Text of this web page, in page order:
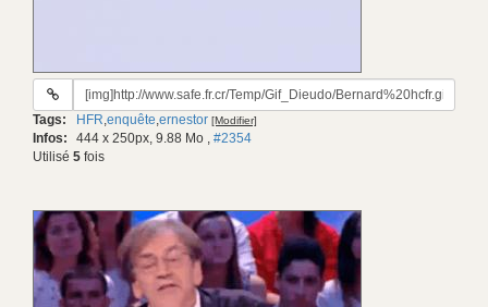
URL
gif:
Tags: HFR,enquête,ernestor [Modifier]
Infos: 444 x 250px, 9.88 Mo , #2354
Utilisé 5 fois